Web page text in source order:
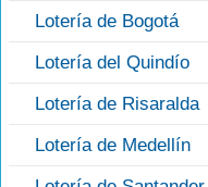
Lotería de Bogotá
Lotería del Quindío
Lotería de Risaralda
Lotería de Medellín